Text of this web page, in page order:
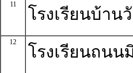
11
โรงเรียนบ้าน
12
โรงเรียนถนน